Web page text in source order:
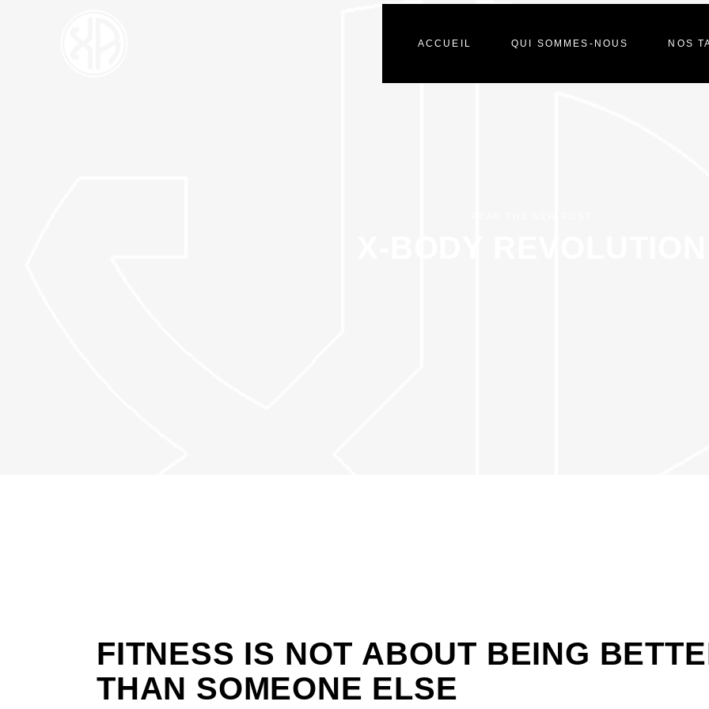
ACCUEIL QUI SOMMES-NOUS NOS
FITNESS IS NOT ABOUT BEING
THAN SOMEONE ELSE